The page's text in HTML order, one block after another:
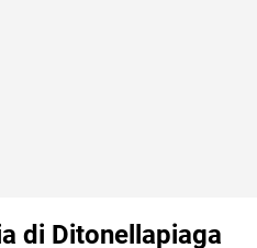
di Ditonellapiaga